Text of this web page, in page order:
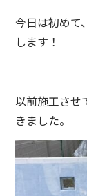
今日は初めて
します！
以前施工させ
きました。